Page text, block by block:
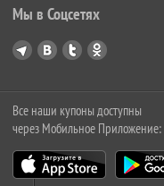
Мы в Соцсетях
Все наши купоны доступны
через Мобильное Приложение: